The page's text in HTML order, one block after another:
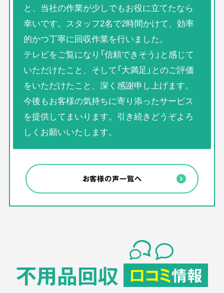
と、当社の作業が少しでもお役に立てたなら
幸いです。スタッフ2名で2時間かけて、効率
的かつ丁寧に回収作業を行いました。
テレビをご覧になり「信頼できそう」と感じて
いただけたこと、そして「大満足」とのご評価
をいただけたこと、深く感謝申し上げます。
今後もお客様の気持ちに寄り添ったサービス
を提供してまいります。引き続きどうぞよろ
しくお願いいたします。
お客様の声一覧へ
不用品回収 口コミ情報